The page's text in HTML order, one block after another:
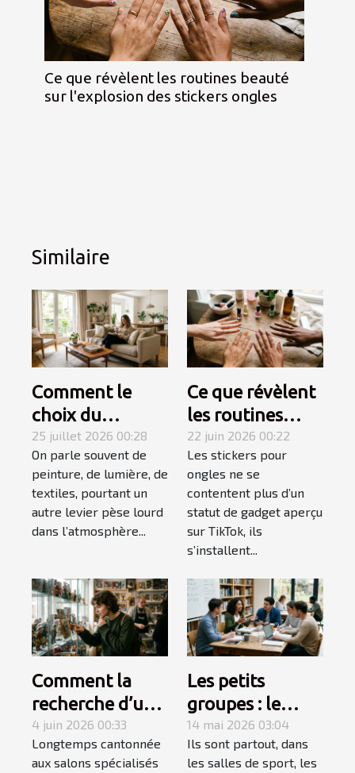
Ce que révèlent les routines beauté
sur l'explosion des stickers ongles
Similaire
Comment le
choix du
mobilier
influence-t-il
l’ambiance
d’une pièce ?
25 juillet 2026 00:28
On parle souvent de
peinture, de lumière, de
textiles, pourtant un
autre levier pèse lourd
dans l’atmosphère...
Ce que révèlent
les routines
beauté sur
l'explosion des
stickers ongles
22 juin 2026 00:22
Les stickers pour
ongles ne se
contentent plus d’un
statut de gadget aperçu
sur TikTok, ils
s’installent...
Comment la
recherche d’une
figurine rare
devient une
4 juin 2026 00:33
Longtemps cantonnée
aux salons spécialisés
Les petits
groupes : le
secret d’un
apprentissage
14 mai 2026 03:04
Ils sont partout, dans
les salles de sport, les